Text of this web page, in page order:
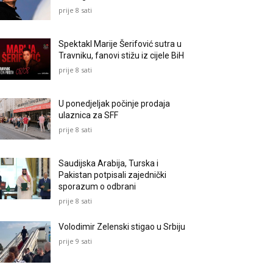
prije 8 sati
Spektakl Marije Šerifović sutra u
Travniku, fanovi stižu iz cijele BiH
prije 8 sati
U ponedjeljak počinje prodaja
ulaznica za SFF
prije 8 sati
Saudijska Arabija, Turska i
Pakistan potpisali zajednički
sporazum o odbrani
prije 8 sati
Volodimir Zelenski stigao u Srbiju
prije 9 sati